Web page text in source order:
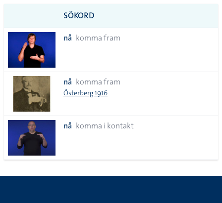
till
alla i
SÖKORD
nå komma fram
nå komma fram
Österberg 1916
nå komma i kontakt